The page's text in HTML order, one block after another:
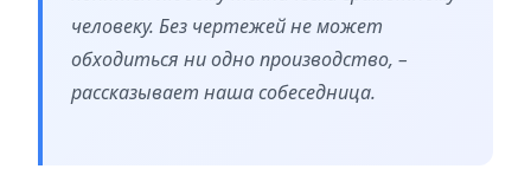
человеку. Без чертежей не может
обходиться ни одно производство, –
рассказывает наша собеседница.